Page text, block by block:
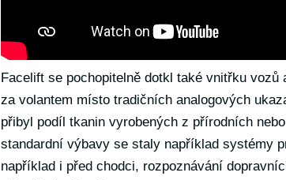
Facelift se pochopitelně dotkl také vnitřku vozů
za volantem místo tradičních analogových
přibyl podíl tkanin vyrobených z přírodních
standardní výbavy se staly například systémy
například i před chodci, rozpoznávání